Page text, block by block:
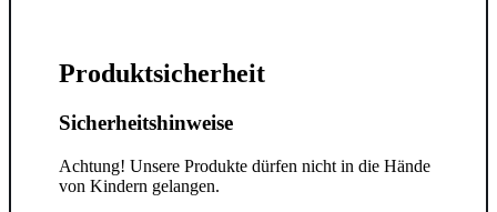
Produktsicherheit
Sicherheitshinweise
Achtung! Unsere Produkte dürfen nicht in die Hände
von Kindern gelangen.